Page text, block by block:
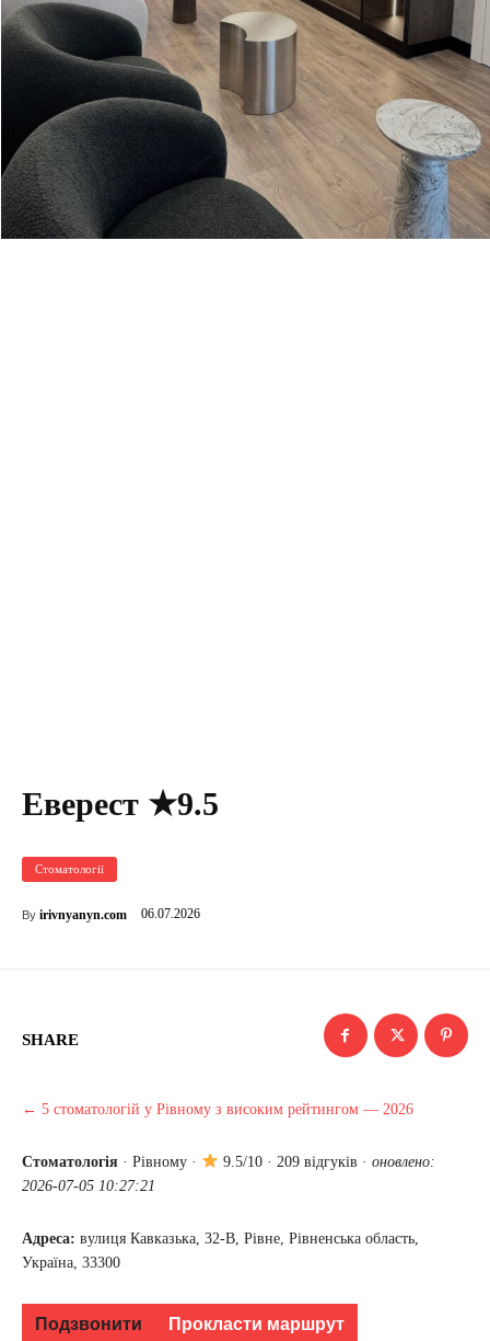
Еверест ★9.5
Стоматології
By irivnyanyn.com 06.07.2026
SHARE
← 5 стоматологій у Рівному з високим рейтингом — 2026
Стоматологія · Рівному · 9.5/10 · 209 відгуків · оновлено:
2026-07-05 10:27:21
Адреса: вулиця Кавказька, 32-В, Рівне, Рівненська область,
Україна, 33300
Подзвонити Прокласти маршрут